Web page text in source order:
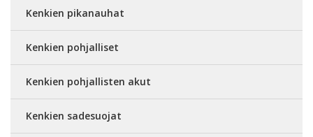
Kenkien pikanauhat
Kenkien pohjalliset
Kenkien pohjallisten akut
Kenkien sadesuojat